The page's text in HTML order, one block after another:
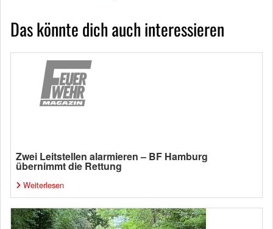
Das könnte dich auch interessieren
Zwei Leitstellen alarmieren – BF Hamburg
übernimmt die Rettung
Weiterlesen